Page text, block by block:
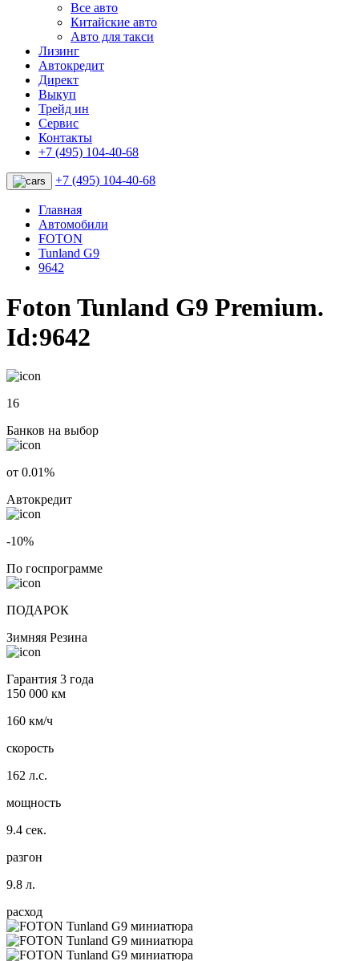
Все авто
Китайские авто
Авто для такси
Лизинг
Автокредит
Директ
Выкуп
Трейд ин
Сервис
Контакты
+7 (495) 104-40-68
+7 (495) 104-40-68
Главная
Автомобили
FOTON
Tunland G9
9642
Foton Tunland G9 Premium.
Id:9642
16
Банков на выбор
от 0.01%
Автокредит
-10%
По госпрограмме
ПОДАРОК
Зимняя Резина
Гарантия 3 года
150 000 км
160 км/ч
скорость
162 л.с.
мощность
9.4 сек.
разгон
9.8 л.
расход